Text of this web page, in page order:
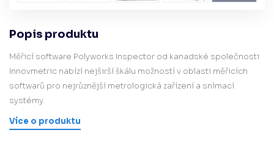
Popis produktu
Měřicí software Polyworks Inspector od kanadské společnosti
Innovmetric nabízí nejširší škálu možností v oblasti měřicích
softwarů pro nejrůznější metrologická zařízení a snímací
systémy.
Více o produktu